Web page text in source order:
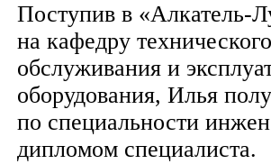
Поступив в «Алкатель-
на кафедру технического
обслуживания и
оборудования, Илья
по специальности
дипломом специалиста.